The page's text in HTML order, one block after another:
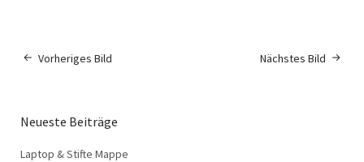
Nächstes Bild
Vorheriges Bild
Neueste Beiträge
Laptop & Stifte Mappe